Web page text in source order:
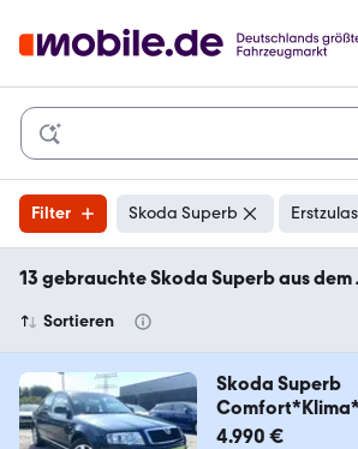
Filter Skoda Superb
13 gebrauchte Skoda Superb aus dem
Sortieren
Skoda Superb
eizu*TüvNeu
4.990 €